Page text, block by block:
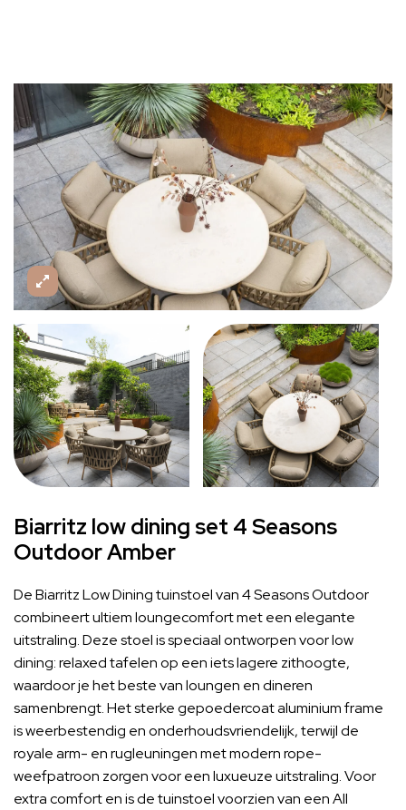
Biarritz low dining set 4 Seasons
Outdoor Amber
De Biarritz Low Dining tuinstoel van 4 Seasons Outdoor
combineert ultiem loungecomfort met een elegante
uitstraling. Deze stoel is speciaal ontworpen voor low
dining: relaxed tafelen op een iets lagere zithoogte,
waardoor je het beste van loungen en dineren
samenbrengt. Het sterke gepoedercoat aluminium frame
is weerbestendig en onderhoudsvriendelijk, terwijl de
royale arm- en rugleuningen met modern rope-
weefpatroon zorgen voor een luxueuze uitstraling. Voor
extra comfort en is de tuinstoel voorzien van een All